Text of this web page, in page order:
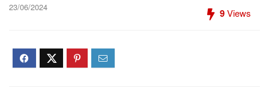
23/06/2024 9Views